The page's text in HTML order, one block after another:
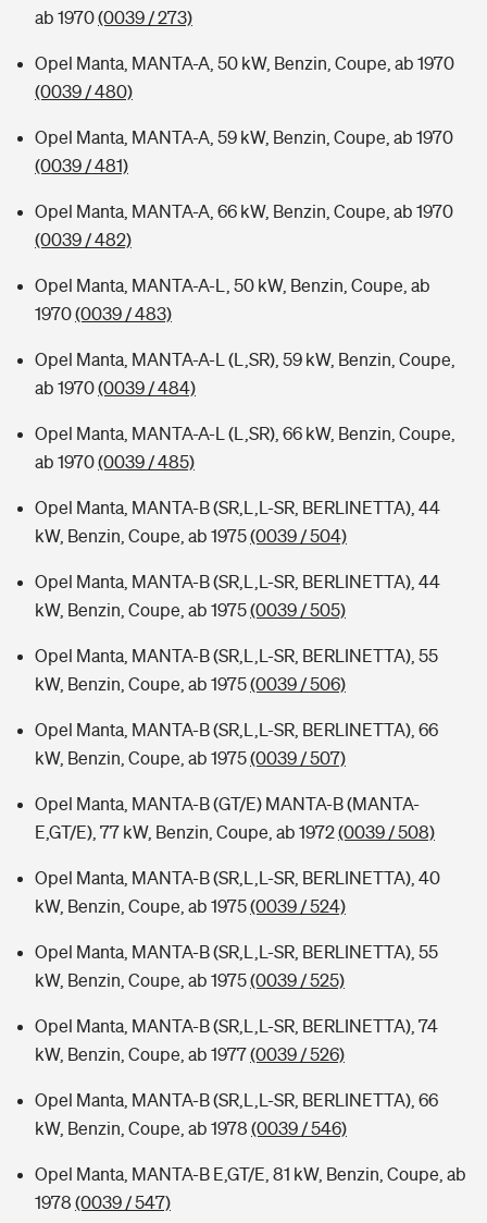
ab 1970(0039 / 273)
Opel Manta, MANTA-A, 50 kW, Benzin, Coupe, ab 1970
(0039 / 480)
Opel Manta, MANTA-A, 59 kW, Benzin, Coupe, ab 1970
(0039 / 481)
Opel Manta, MANTA-A, 66 kW, Benzin, Coupe, ab 1970
(0039 / 482)
Opel Manta, MANTA-A-L, 50 kW, Benzin, Coupe, ab
1970(0039 / 483)
Opel Manta, MANTA-A-L (L,SR), 59 kW, Benzin, Coupe,
ab 1970(0039 / 484)
Opel Manta, MANTA-A-L (L,SR), 66 kW, Benzin, Coupe,
ab 1970(0039 / 485)
Opel Manta, MANTA-B (SR,L,L-SR, BERLINETTA), 44
kW, Benzin, Coupe, ab 1975(0039 / 504)
Opel Manta, MANTA-B (SR,L,L-SR, BERLINETTA), 44
kW, Benzin, Coupe, ab 1975(0039 / 505)
Opel Manta, MANTA-B (SR,L,L-SR, BERLINETTA), 55
kW, Benzin, Coupe, ab 1975(0039 / 506)
Opel Manta, MANTA-B (SR,L,L-SR, BERLINETTA), 66
kW, Benzin, Coupe, ab 1975(0039 / 507)
Opel Manta, MANTA-B (GT/E) MANTA-B (MANTA-
E,GT/E), 77 kW, Benzin, Coupe, ab 1972(0039 / 508)
Opel Manta, MANTA-B (SR,L,L-SR, BERLINETTA), 40
kW, Benzin, Coupe, ab 1975(0039 / 524)
Opel Manta, MANTA-B (SR,L,L-SR, BERLINETTA), 55
kW, Benzin, Coupe, ab 1975(0039 / 525)
Opel Manta, MANTA-B (SR,L,L-SR, BERLINETTA), 74
kW, Benzin, Coupe, ab 1977(0039 / 526)
Opel Manta, MANTA-B (SR,L,L-SR, BERLINETTA), 66
kW, Benzin, Coupe, ab 1978 (0039 / 546)
Opel Manta, MANTA-B E,GT/E, 81 kW, Benzin, Coupe, ab
1978 (0039 / 547)